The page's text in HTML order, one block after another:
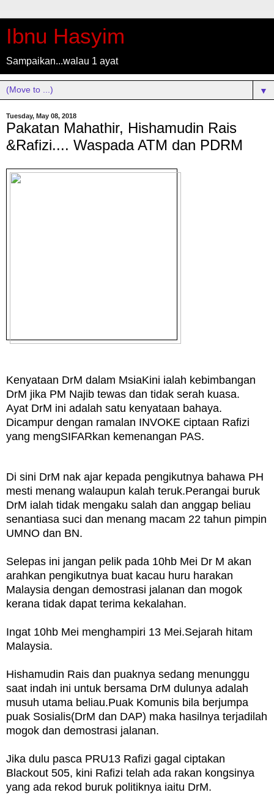
Ibnu Hasyim
Sampaikan...walau 1 ayat
▼
Tuesday, May 08, 2018
Pakatan Mahathir, Hishamudin Rais
&Rafizi.... Waspada ATM dan PDRM
Kenyataan DrM dalam MsiaKini ialah kebimbangan
DrM jika PM Najib tewas dan tidak serah kuasa.
Ayat DrM ini adalah satu kenyataan bahaya.
Dicampur dengan ramalan INVOKE ciptaan Rafizi
yang mengSIFARkan kemenangan PAS.
Di sini DrM nak ajar kepada pengikutnya bahawa PH
mesti menang walaupun kalah teruk.Perangai buruk
DrM ialah tidak mengaku salah dan anggap beliau
senantiasa suci dan menang macam 22 tahun pimpin
UMNO dan BN.
Selepas ini jangan pelik pada 10hb Mei Dr M akan
arahkan pengikutnya buat kacau huru harakan
Malaysia dengan demostrasi jalanan dan mogok
kerana tidak dapat terima kekalahan.
Ingat 10hb Mei menghampiri 13 Mei.Sejarah hitam
Malaysia.
Hishamudin Rais dan puaknya sedang menunggu
saat indah ini untuk bersama DrM dulunya adalah
musuh utama beliau.Puak Komunis bila berjumpa
puak Sosialis(DrM dan DAP) maka hasilnya terjadilah
mogok dan demostrasi jalanan.
Jika dulu pasca PRU13 Rafizi gagal ciptakan
Blackout 505, kini Rafizi telah ada rakan kongsinya
yang ada rekod buruk politiknya iaitu DrM.